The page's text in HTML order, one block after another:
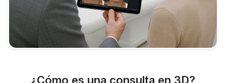
¿Cómo es una consulta en 3D?